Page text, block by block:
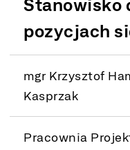
Stanowisko
pozycjach
mgr Krzysztof
Kasprzak
Pracownia